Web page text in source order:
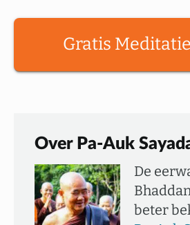
Gratis
Over Pa-Auk
De
beter